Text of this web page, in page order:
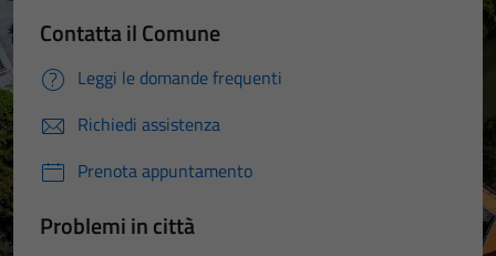
Contatta il Comune
Leggi le domande frequenti
Richiedi assistenza
Prenota appuntamento
Problemi in città